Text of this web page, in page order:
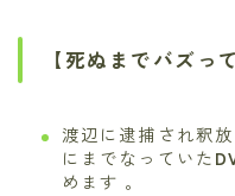
【死ぬまでバズっ
渡辺に逮捕され釈
にまでなっていた
めます 。